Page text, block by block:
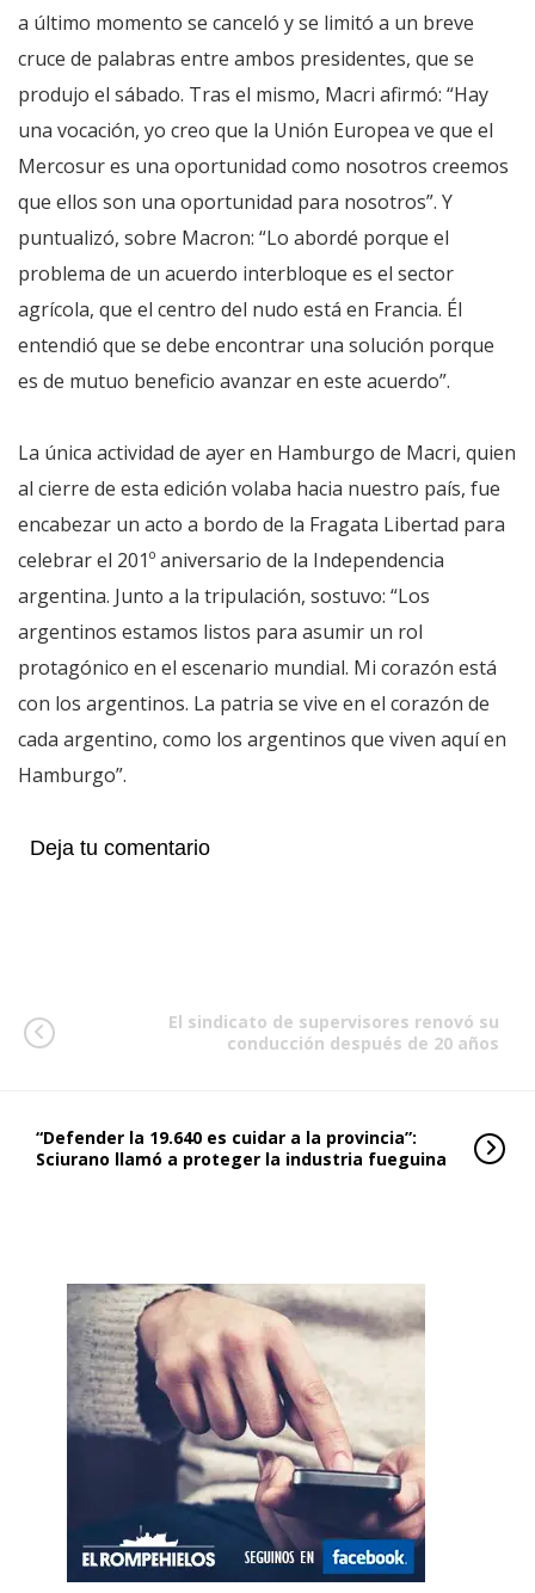
a último momento se canceló y se limitó a un breve
cruce de palabras entre ambos presidentes, que se
produjo el sábado. Tras el mismo, Macri afirmó: “Hay
una vocación, yo creo que la Unión Europea ve que el
Mercosur es una oportunidad como nosotros creemos
que ellos son una oportunidad para nosotros”. Y
puntualizó, sobre Macron: “Lo abordé porque el
problema de un acuerdo interbloque es el sector
agrícola, que el centro del nudo está en Francia. Él
entendió que se debe encontrar una solución porque
es de mutuo beneficio avanzar en este acuerdo”.
La única actividad de ayer en Hamburgo de Macri, quien
al cierre de esta edición volaba hacia nuestro país, fue
encabezar un acto a bordo de la Fragata Libertad para
celebrar el 201º aniversario de la Independencia
argentina. Junto a la tripulación, sostuvo: “Los
argentinos estamos listos para asumir un rol
protagónico en el escenario mundial. Mi corazón está
con los argentinos. La patria se vive en el corazón de
cada argentino, como los argentinos que viven aquí en
Hamburgo”.
Deja tu comentario
El sindicato de supervisores renovó su
conducción después de 20 años
“Defender la 19.640 es cuidar a la provincia”:
Sciurano llamó a proteger la industria fueguina